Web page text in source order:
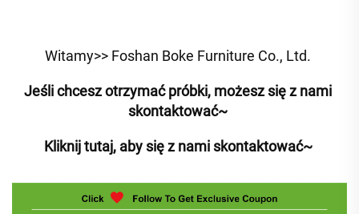
Witamy>> Foshan Boke Furniture Co., Ltd.
Jeśli chcesz otrzymać próbki, możesz się z nami
skontaktować~
Kliknij tutaj, aby się z nami skontaktować~